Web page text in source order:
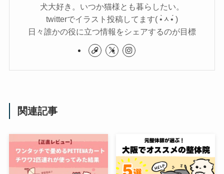
犬大好き。いつか猫様とも暮らしたい。
twitterでイラスト投稿してます( •̀ᆺ•́ )
日々誰かの役に立つ情報をシェアするのが目標
関連記事